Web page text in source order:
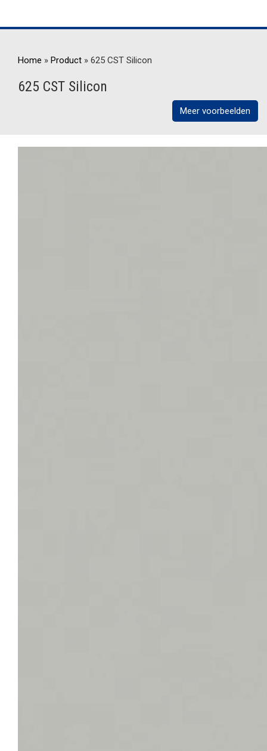
Home » Product » 625 CST Silicon
625 CST Silicon
Meer voorbeelden